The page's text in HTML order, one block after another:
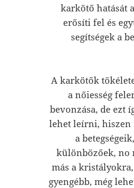
karkötő hatását
erősíti fel és
segítségek a
A karkötők
a nőiesség
bevonzása, de ezt
lehet leírni, hiszen
a
különbözőek, no
más a
gyengébb, még